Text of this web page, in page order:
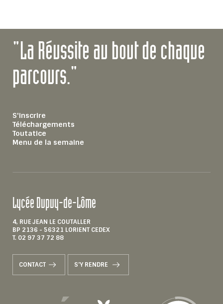
"La Réussite au bout de chaque
parcours."
S'inscrire
Téléchargements
Toutatice
Menu de la semaine
Lycée Dupuy-de-Lôme
4, RUE JEAN LE COUTALLER
BP 2136 - 56321 LORIENT CEDEX
T. 02 97 37 72 88
CONTACT S'Y RENDRE